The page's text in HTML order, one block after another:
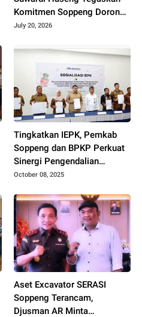
Komitmen Soppeng Dorong
Pertanian Modern dan
July 20, 2026
Tingkatkan IEPK, Pemkab
Soppeng dan BPKP Perkuat
Sinergi Pengendalian
Korupsi di Makassar
October 08, 2025
Aset Excavator SERASI
Soppeng Terancam,
Djusman AR Minta